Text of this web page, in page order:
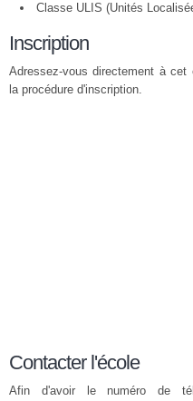
Classe ULIS (Unités
Inscription
Adressez-vous directement à
la procédure d'inscription.
Contacter l'école
Afin d'avoir le numéro de